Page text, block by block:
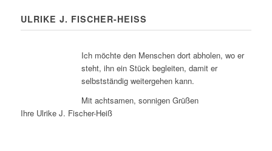
ULRIKE J. FISCHER-HEISS
Ich möchte den Menschen dort abholen, wo er
steht, ihn ein Stück begleiten, damit er
selbstständig weitergehen kann.
Mit achtsamen, sonnigen Grüßen
Ihre Ulrike J. Fischer-Heiß